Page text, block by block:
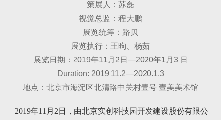
策展人：苏磊
视觉总监：程大鹏
展览统筹：路贝
展览执行：王昫、杨茹
展览日期：2019年11月2日—2020年1月3 日
Duration: 2019.11.2—2020.1.3
地点：北京市海淀区北清路中关村壹号 壹美美术馆
2019年11月2日，由北京实创科技园开发建设股份有限公